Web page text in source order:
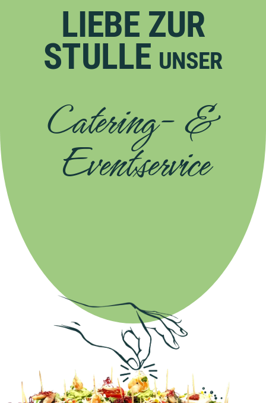
Unser Foodtruck
Kontakt
LIEBE ZUR
STULLE UNSER
Catering- &
Eventservice